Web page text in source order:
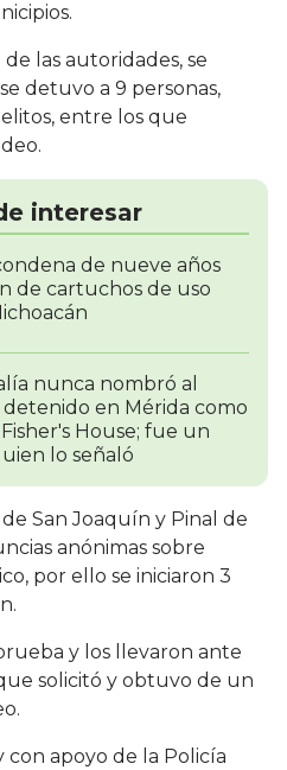
las autoridades, se
detuvo a 9 personas,
entre los que
interesar
de nueve años
de cartuchos de uso
nunca nombró al
en Mérida como
House; fue un
lo señaló
San Joaquín y Pinal de
anónimas sobre
por ello se iniciaron 3
y los llevaron ante
solicitó y obtuvo de un
con apoyo de la Policía